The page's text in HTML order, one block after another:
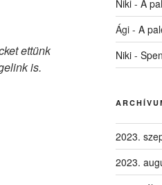
ettünk
is.
Niki- A
Ági- A
Niki-
2023.
2023.